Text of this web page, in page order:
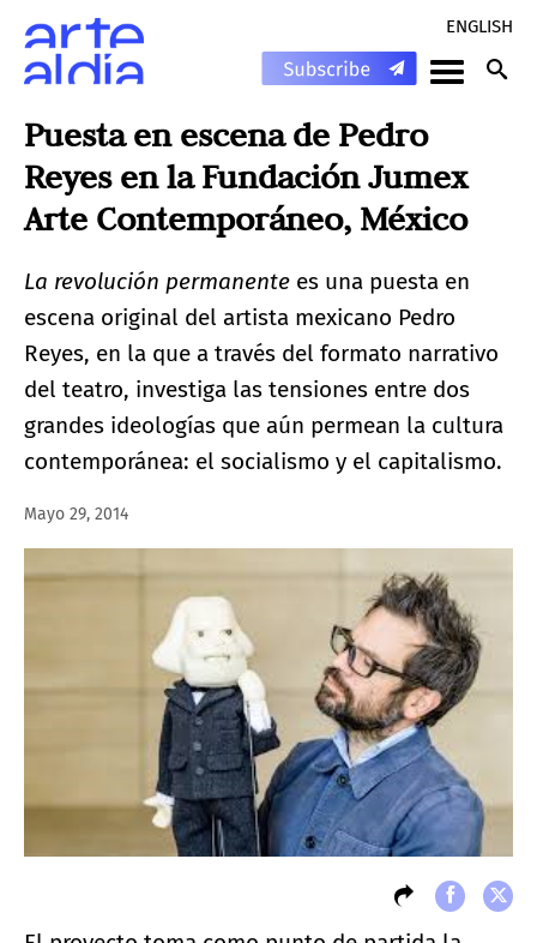
ENGLISH
Puesta en escena de Pedro
Reyes en la Fundación Jumex
Arte Contemporáneo, México
La revolución permanente es una puesta en
escena original del artista mexicano Pedro
Reyes, en la que a través del formato narrativo
del teatro, investiga las tensiones entre dos
grandes ideologías que aún permean la cultura
contemporánea: el socialismo y el capitalismo.
Mayo 29, 2014